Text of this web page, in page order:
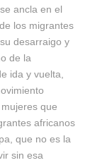
ancla en el
los migrantes
desarraigo y
de la
ida y vuelta,
que
africanos
que no es la
sin esa